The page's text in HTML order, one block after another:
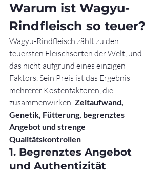
Warum ist Wagyu-
Rindfleisch so teuer?
Wagyu-Rindfleisch zählt zu den
teuersten Fleischsorten der Welt, und
das nicht aufgrund eines einzigen
Faktors. Sein Preis ist das Ergebnis
mehrerer Kostenfaktoren, die
zusammenwirken: Zeitaufwand,
Genetik, Fütterung, begrenztes
Angebot und strenge
Qualitätskontrollen .
1. Begrenztes Angebot
und Authentizität